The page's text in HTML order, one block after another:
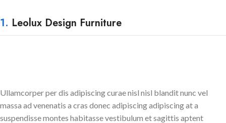
1. Leolux Design Furniture
Ullamcorper per dis adipiscing curae nisl nisl blandit nunc vel
massa ad venenatis a cras donec adipiscing adipiscing at a
suspendisse montes habitasse vestibulum et sagittis aptent